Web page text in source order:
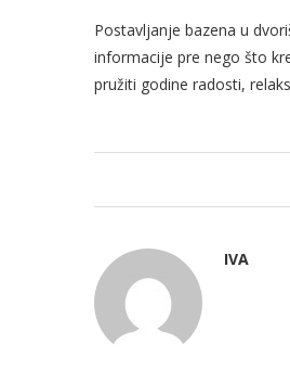
Postavljanje bazena u
informacije pre nego što
pružiti godine radosti,
IVA